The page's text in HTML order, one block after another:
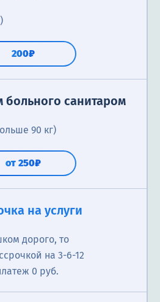
200₽
санитаром
90 кг)
от 250₽
на услуги
дорого, то
на 3-6-12
0 руб.